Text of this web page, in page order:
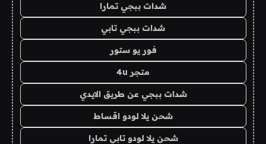
شدات ببجي تمارا
شدات ببجي تابي
فور يو ستور
متجر 4u
شدات ببجي عن طريق الايدي
شحن يلا لودو اقساط
شحن يلا لودو تابي تمارا